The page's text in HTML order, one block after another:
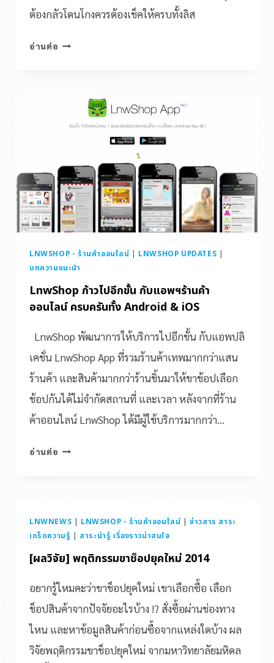
ต้องกลัวโดนโกงควรต้องเช็คให้ครบทั้งลิส
อ่านต่อ
LNWSHOP - ร้านค้าออนไลน์ | LNWSHOP UPDATES |
บทความแนะนำ
LnwShop ก้าวไปอีกขั้น กับแอพฯร้านค้า
ออนไลน์ ครบครันทั้ง Android & iOS
LnwShop พัฒนาการให้บริการไปอีกขั้น กับแอพปลิ
เคชั่น LnwShop App ที่รวมร้านค้าเทพมากกว่าแสน
ร้านค้า และสินค้ามากกว่าร้านชิ้นมาให้ขาช้อปเลือก
ช้อปกันได้ไม่จำกัดสถานที่ และเวลา หลังจากที่ร้าน
ค้าออนไลน์ LnwShop ได้มีผู้ใช้บริการมากกว่า…
อ่านต่อ
LNWNEWS | LNWSHOP - ร้านค้าออนไลน์ |ข่าวสาร สาระ
เกร็ดความรู้ | สาระน่ารู้ เรื่องราวน่าสนใจ
[ผลวิจัย] พฤติกรรมขาช็อปยุคใหม่ 2014
อยากรู้ไหมคะว่าขาช็อปยุคใหม่ เขาเลือกซื้อ เลือก
ช็อปสินค้าจากปัจจัยอะไรบ้าง !? สั่งซื้อผ่านช่องทาง
ไหน และหาข้อมูลสินค้าก่อนซื้อจากแหล่งใดบ้าง ผล
วิจัยพฤติกรรมขาช็อปยุคใหม่ จากมหาวิทยาลัยมหิดล